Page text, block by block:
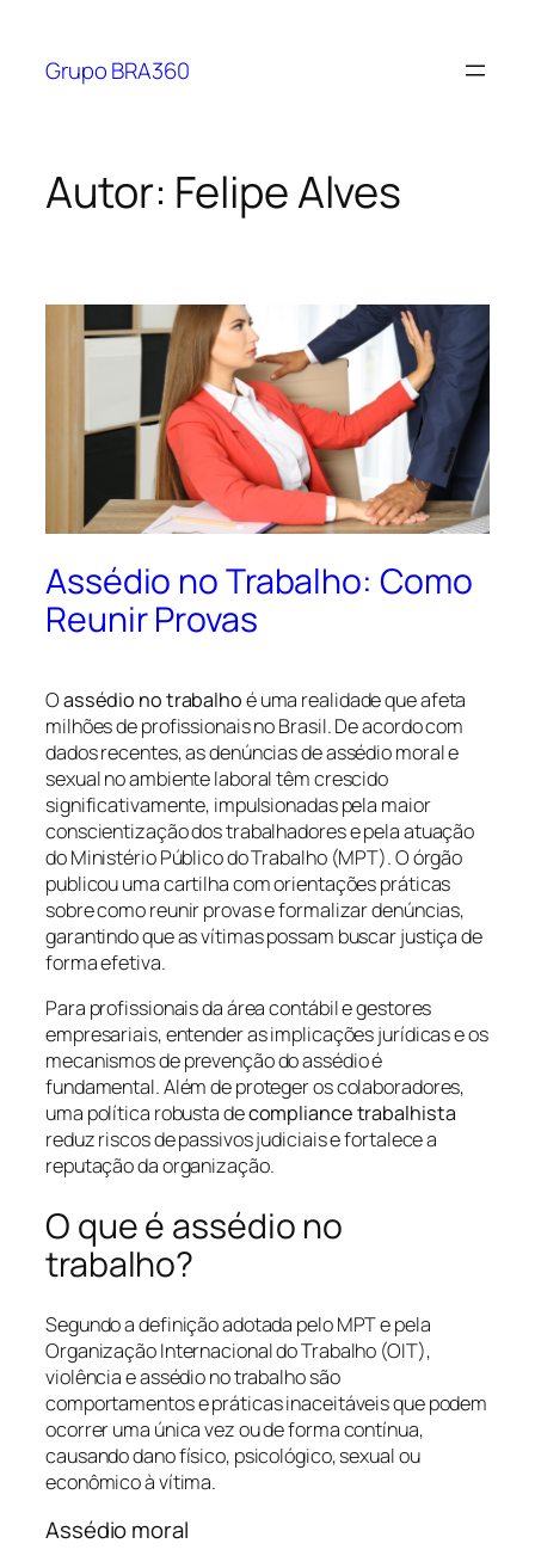
Grupo BRA360
Autor: Felipe Alves
Assédio no Trabalho: Como
Reunir Provas
Oassédio no trabalhoé uma realidade que afeta
milhões de profissionais no Brasil. De acordo com
dados recentes, as denúncias de assédio moral e
sexual no ambiente laboral têm crescido
significativamente, impulsionadas pela maior
conscientização dos trabalhadores e pela atuação
do Ministério Público do Trabalho (MPT). O órgão
publicou uma cartilha com orientações práticas
sobre como reunir provas e formalizar denúncias,
garantindo que as vítimas possam buscar justiça de
forma efetiva.
Para profissionais da área contábil e gestores
empresariais, entender as implicações jurídicas e os
mecanismos de prevenção do assédio é
fundamental. Além de proteger os colaboradores,
uma política robusta decompliance trabalhista
reduz riscos de passivos judiciais e fortalece a
reputação da organização.
O que é assédio no
trabalho?
Segundo a definição adotada pelo MPT e pela
Organização Internacional do Trabalho (OIT),
violência e assédio no trabalho são
comportamentos e práticas inaceitáveis que podem
ocorrer uma única vez ou de forma contínua,
causando dano físico, psicológico, sexual ou
econômico à vítima.
Assédio moral